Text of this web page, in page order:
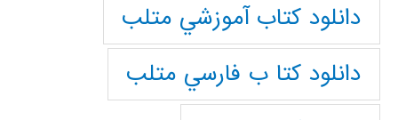
دانلود كتاب آموزشي متلب
دانلود كتا ب فارسي متلب